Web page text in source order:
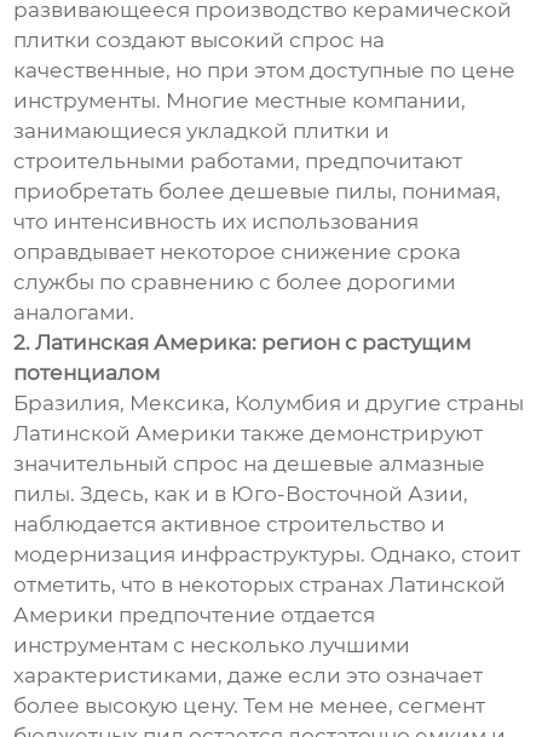
развивающееся производство керамической
плитки создают высокий спрос на
качественные, но при этом доступные по цене
инструменты. Многие местные компании,
занимающиеся укладкой плитки и
строительными работами, предпочитают
приобретать более дешевые пилы, понимая,
что интенсивность их использования
оправдывает некоторое снижение срока
службы по сравнению с более дорогими
аналогами.
2. Латинская Америка: регион с растущим
потенциалом
Бразилия, Мексика, Колумбия и другие страны
Латинской Америки также демонстрируют
значительный спрос на дешевые алмазные
пилы. Здесь, как и в Юго-Восточной Азии,
наблюдается активное строительство и
модернизация инфраструктуры. Однако, стоит
отметить, что в некоторых странах Латинской
Америки предпочтение отдается
инструментам с несколько лучшими
характеристиками, даже если это означает
более высокую цену. Тем не менее, сегмент